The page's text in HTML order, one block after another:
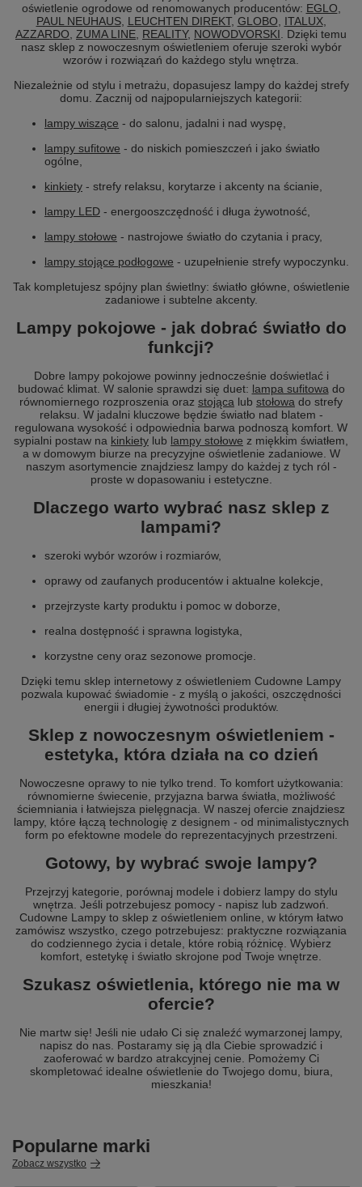
oświetlenie ogrodowe od renomowanych producentów: EGLO
PAUL NEUHAUS, LEUCHTEN DIREKT, GLOBO ITALUX,
AZZARDO
ZUMA LINE REALITY, NOWODVORSKI . Dzięki temu
nasz sklep z nowoczesnym oświetleniem oferuje szeroki wybór
wzorów i rozwiązań do każdego stylu wnętrza.
Niezależnie od stylu i metrażu, dopasujesz lampy do każdej strefy
domu. Zacznij od najpopularniejszych kategorii:
lampy wiszące - do salonu, jadalni i nad wyspę,
lampy sufitowe - do niskich pomieszczeń i jako światło
ogólne,
kinkiety - strefy relaksu, korytarze i akcenty na ścianie,
lampy LED - energooszczędność i długa żywotność,
lampy stołowe - nastrojowe światło do czytania i pracy,
lampy stojące podłogowe - uzupełnienie strefy wypoczynku.
Tak kompletujesz spójny plan świetlny: światło główne, oświetlenie
zadaniowe i subtelne akcenty.
Lampy pokojowe - jak dobrać światło do
funkcji?
Dobre lampy pokojowe powinny jednocześnie doświetlać i
budować klimat. W salonie sprawdzi się duet: lampa sufitowa do
równomiernego rozproszenia oraz stojąca lub stołowa do strefy
relaksu. W jadalni kluczowe będzie światło nad blatem -
regulowana wysokość i odpowiednia barwa podnoszą komfort. W
sypialni postaw na kinkiety lub lampy stołowe z miękkim światłem,
a w domowym biurze na precyzyjne oświetlenie zadaniowe. W
naszym asortymencie znajdziesz lampy do każdej z tych ról -
proste w dopasowaniu i estetyczne.
Dlaczego warto wybrać nasz sklep z
lampami?
szeroki wybór wzorów i rozmiarów,
oprawy od zaufanych producentów i aktualne kolekcje,
przejrzyste karty produktu i pomoc w doborze,
realna dostępność i sprawna logistyka,
korzystne ceny oraz sezonowe promocje.
Dzięki temu sklep internetowy z oświetleniem Cudowne Lampy
pozwala kupować świadomie - z myślą o jakości, oszczędności
energii i długiej żywotności produktów.
Sklep z nowoczesnym oświetleniem -
estetyka, która działa na co dzień
Nowoczesne oprawy to nie tylko trend. To komfort użytkowania:
równomierne świecenie, przyjazna barwa światła, możliwość
ściemniania i łatwiejsza pielęgnacja. W naszej ofercie znajdziesz
lampy, które łączą technologię z designem - od minimalistycznych
form po efektowne modele do reprezentacyjnych przestrzeni.
Gotowy, by wybrać swoje lampy?
Przejrzyj kategorie, porównaj modele i dobierz lampy do stylu
wnętrza. Jeśli potrzebujesz pomocy - napisz lub zadzwoń.
Cudowne Lampy to sklep z oświetleniem online, w którym łatwo
zamówisz wszystko, czego potrzebujesz: praktyczne rozwiązania
do codziennego życia i detale, które robią różnicę. Wybierz
komfort, estetykę i światło skrojone pod Twoje wnętrze.
Szukasz oświetlenia, którego nie ma w
ofercie?
Nie martw się! Jeśli nie udało Ci się znaleźć wymarzonej lampy,
napisz do nas. Postaramy się ją dla Ciebie sprowadzić i
zaoferować w bardzo atrakcyjnej cenie. Pomożemy Ci
skompletować idealne oświetlenie do Twojego domu, biura,
mieszkania!
Popularne marki
Zobacz wszystko